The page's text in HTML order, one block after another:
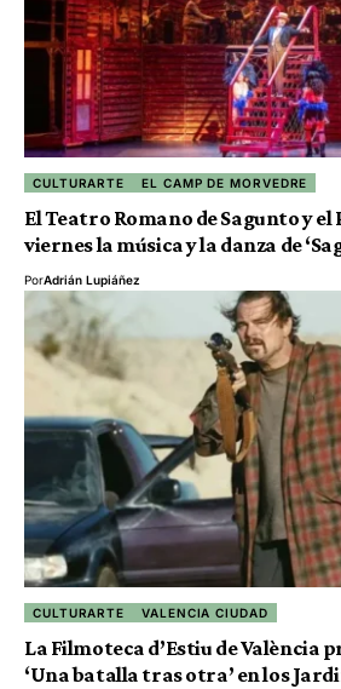
CULTURARTE EL CAMP DE MORVEDRE
El Teatro Romano de Sagunto y
viernes la música y la danza de
PorAdrián Lupiáñez
CULTURARTE VALENCIA CIUDAD
La Filmoteca d’Estiu de València
‘Una batalla tras otra’ en los